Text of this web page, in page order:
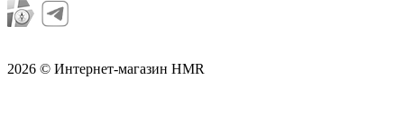
2026 © Интернет-магазин HMR